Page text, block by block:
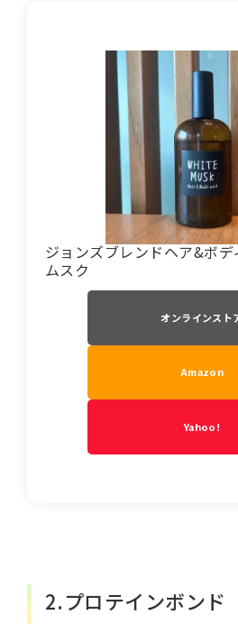
ジョンズブレンドヘア&ボ
ムスク
オンラインスト
Amazon
Yahoo!
2.プロテインボン